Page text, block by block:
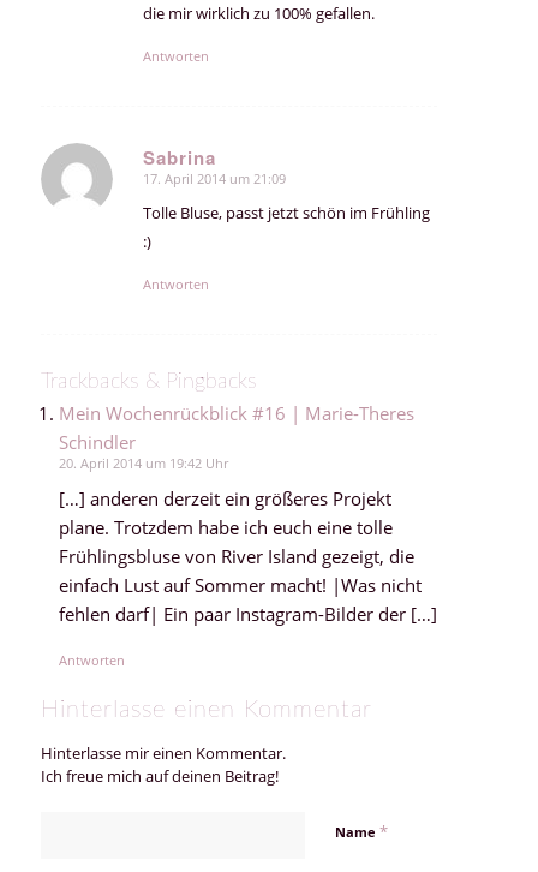
die mir wirklich zu 100% gefallen.
Antworten
Sabrina
sagte:
17. April 2014 um 21:09
Tolle Bluse, passt jetzt schön im Frühling
:)
Antworten
Trackbacks & Pingbacks
Mein Wochenrückblick #16 | Marie-Theres
Schindler
20. April 2014 um 19:42 Uhr
[…] anderen derzeit ein größeres Projekt
plane. Trotzdem habe ich euch eine tolle
Frühlingsbluse von River Island gezeigt, die
einfach Lust auf Sommer macht! |Was nicht
fehlen darf| Ein paar Instagram-Bilder der […]
Antworten
Hinterlasse einen Kommentar
Hinterlasse mir einen Kommentar.
Ich freue mich auf deinen Beitrag!
Name *